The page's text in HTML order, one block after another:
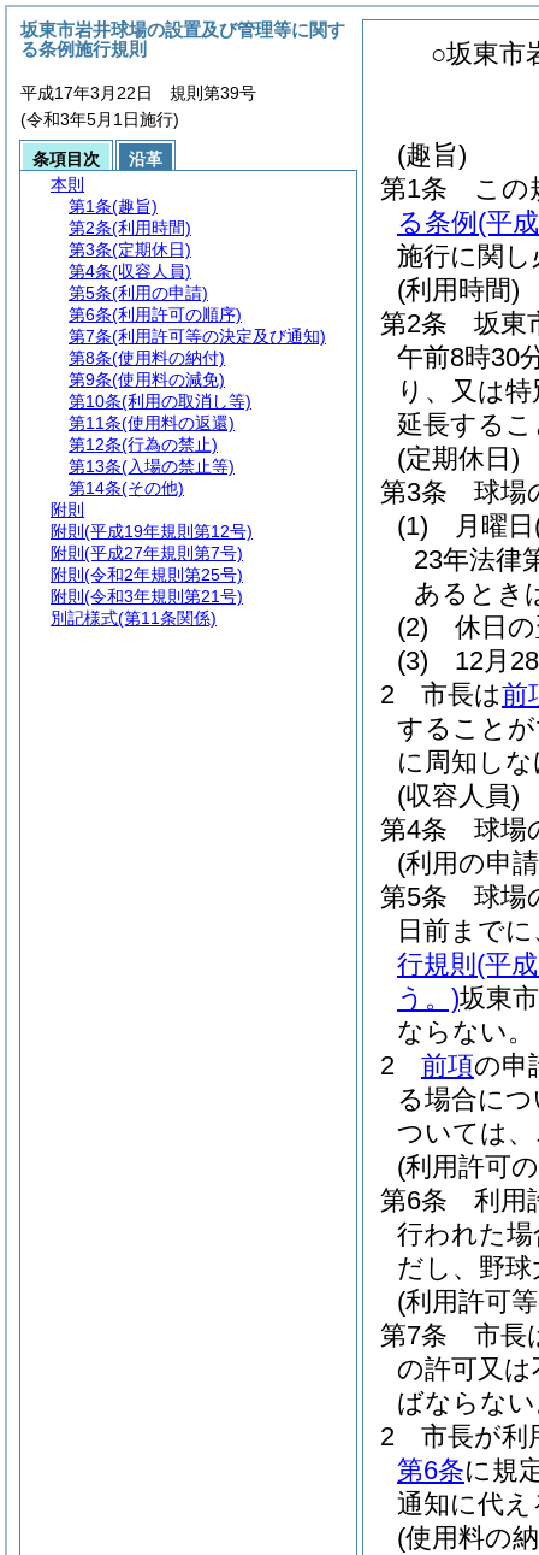
○坂東市
(趣旨)
第1条
この
る条例 (平
施行に関
(利用時間)
第2条
坂東
午前8時30
り、又は
延長する
(定期休日)
第3条
球場
(1)
月曜日
23年法律
あるとき
(2)
休日
(3)
12月
2
市長は前
すること
に周知し
(収容人員)
第4条
球場
(利用の申
第5条
球場
日前までに
行規則 (平
う。)坂東
ならない。
2
前項の申
る場合に
ついては
(利用許可
第6条
利用
行われた
だし、野
(利用許可
第7条
市長
の許可又
ばならな
2
市長が利
第6条に規
通知に代
(使用料の
坂東市岩井球場の設置及び管理等に関す
る条例施行規則
平成17年3月22日 規則第39号
(令和3年5月1日施行)
条項目次
沿革
本則
第1条(趣旨)
第2条(利用時間)
第3条(定期休日)
第4条(収容人員)
第5条(利用の申請)
第6条(利用許可の順序)
第7条(利用許可等の決定及び通知)
第8条(使用料の納付)
第9条(使用料の減免)
第10条(利用の取消し等)
第11条(使用料の返還)
第12条(行為の禁止)
第13条(入場の禁止等)
第14条(その他)
附則
附則 (平成19年規則第12号)
附則 (平成27年規則第7号)
附則 (令和2年規則第25号)
附則 (令和3年規則第21号)
別記様式(第11条関係)